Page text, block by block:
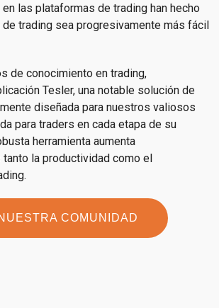
las plataformas de trading han hecho
trading sea progresivamente más fácil
de conocimiento en trading,
Tesler, una notable solución de
diseñada para nuestros valiosos
para traders en cada etapa de su
herramienta aumenta
la productividad como el
COMUNIDAD